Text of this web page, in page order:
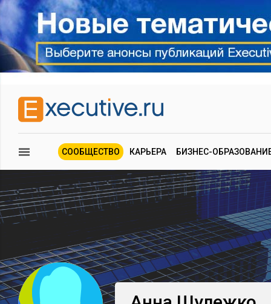
СООБЩЕСТВО КАРЬЕРА БИЗНЕС-